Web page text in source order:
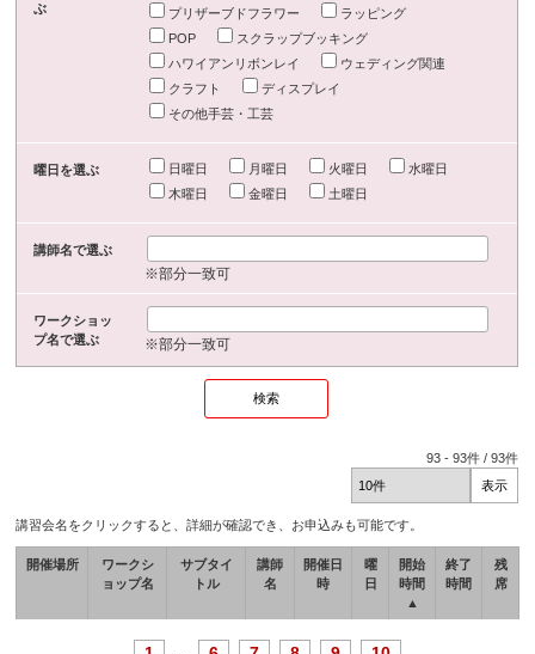
ぶ
プリザーブドフラワー
ラッピング
POP
スクラップブッキング
ハワイアンリボンレイ
ウェディング関連
クラフト
ディスプレイ
その他手芸・工芸
曜日を選ぶ 日曜日 月曜日 火曜日
水曜日
木曜日
金曜日 土曜日
講師名で選ぶ
※部分一致可
ワークショッ
プ名で選ぶ
※部分一致可
93 -93件 /93件
講習会名をクリックすると、詳細が確認でき、お申込みも可能です。
開催場所
ワークシ
ョップ名
サブタイ
トル
講師
名
開催日
時
曜
日
開始
時間
▲
終了
時間
残
席